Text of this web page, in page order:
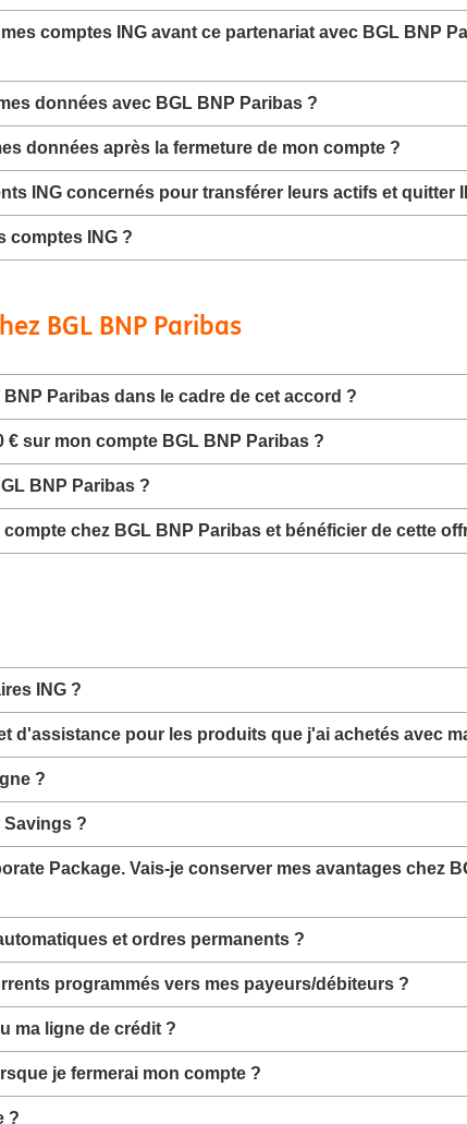
comptes ING avant ce partenariat avec BGL BNP
données avec BGL BNP Paribas ?
données après la fermeture de mon compte ?
ING concernés pour transférer leurs actifs et quitter
comptes ING ?
BGL BNP Paribas
Paribas dans le cadre de cet accord ?
sur mon compte BGL BNP Paribas ?
BNP Paribas ?
chez BGL BNP Paribas et bénéficier de cette
ING ?
d'assistance pour les produits que j'ai achetés avec
?
?
Package. Vais-je conserver mes avantages chez
et ordres permanents ?
programmés vers mes payeurs/débiteurs ?
ma ligne de crédit ?
je fermerai mon compte ?
?